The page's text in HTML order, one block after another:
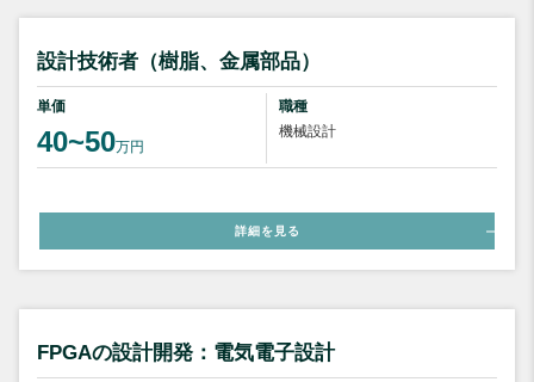
設計技術者（樹脂、金属部品）
単価
40~50万円
職種
機械設計
詳細を見る
FPGAの設計開発：電気電子設計